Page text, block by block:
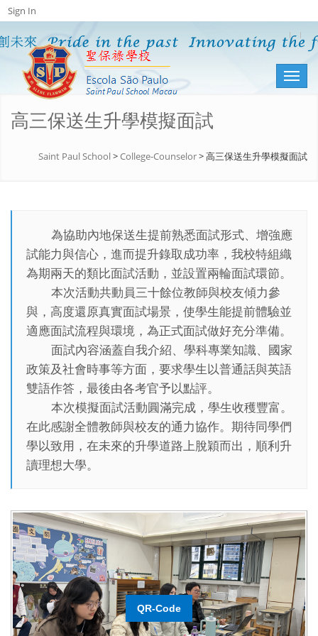
Sign In
Toggle
高三保送生升學模擬面試
Saint Paul School>College-Counselor>高三保送生升學模擬面試
為協助內地保送生提前熟悉面試形式、增強應
試能力與信心，進而提升錄取成功率，我校特組織
為期兩天的類比面試活動，並設置兩輪面試環節。
本次活動共動員三十餘位教師與校友傾力參
與，高度還原真實面試場景，使學生能提前體驗並
適應面試流程與環境，為正式面試做好充分準備。
面試內容涵蓋自我介紹、學科專業知識、國家
政策及社會時事等方面，要求學生以普通話與英語
雙語作答，最後由各考官予以點評。
本次模擬面試活動圓滿完成，學生收穫豐富。
在此感謝全體教師與校友的通力協作。期待同學們
學以致用，在未來的升學道路上脫穎而出，順利升
讀理想大學。
QR-Code